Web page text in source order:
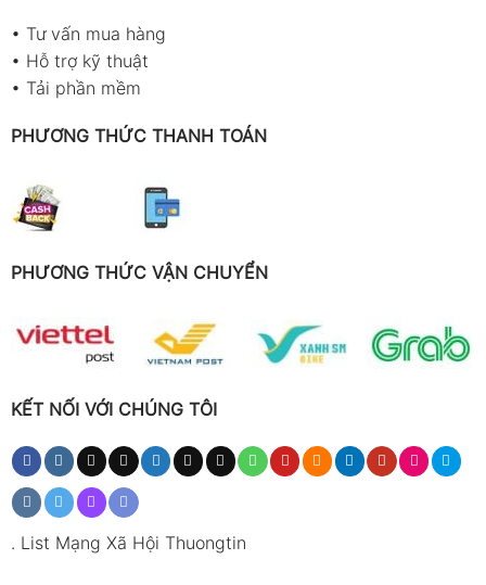
• Tư vấn mua hàng
• Hỗ trợ kỹ thuật
• Tải phần mềm
PHƯƠNG THỨC THANH TOÁN
PHƯƠNG THỨC VẬN CHUYỂN
KẾT NỐI VỚI CHÚNG TÔI
. List Mạng Xã Hội Thuongtin